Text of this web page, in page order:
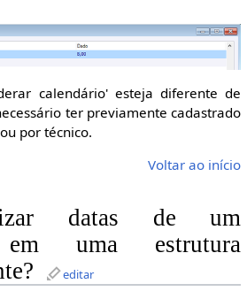
calendário' esteja diferente de
ter previamente cadastrado
por técnico.
Voltar ao início
datas de um
em uma estrutura
editar